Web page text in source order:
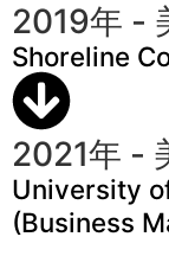
2019年 -
Shoreline
2021年 -
University
(Business